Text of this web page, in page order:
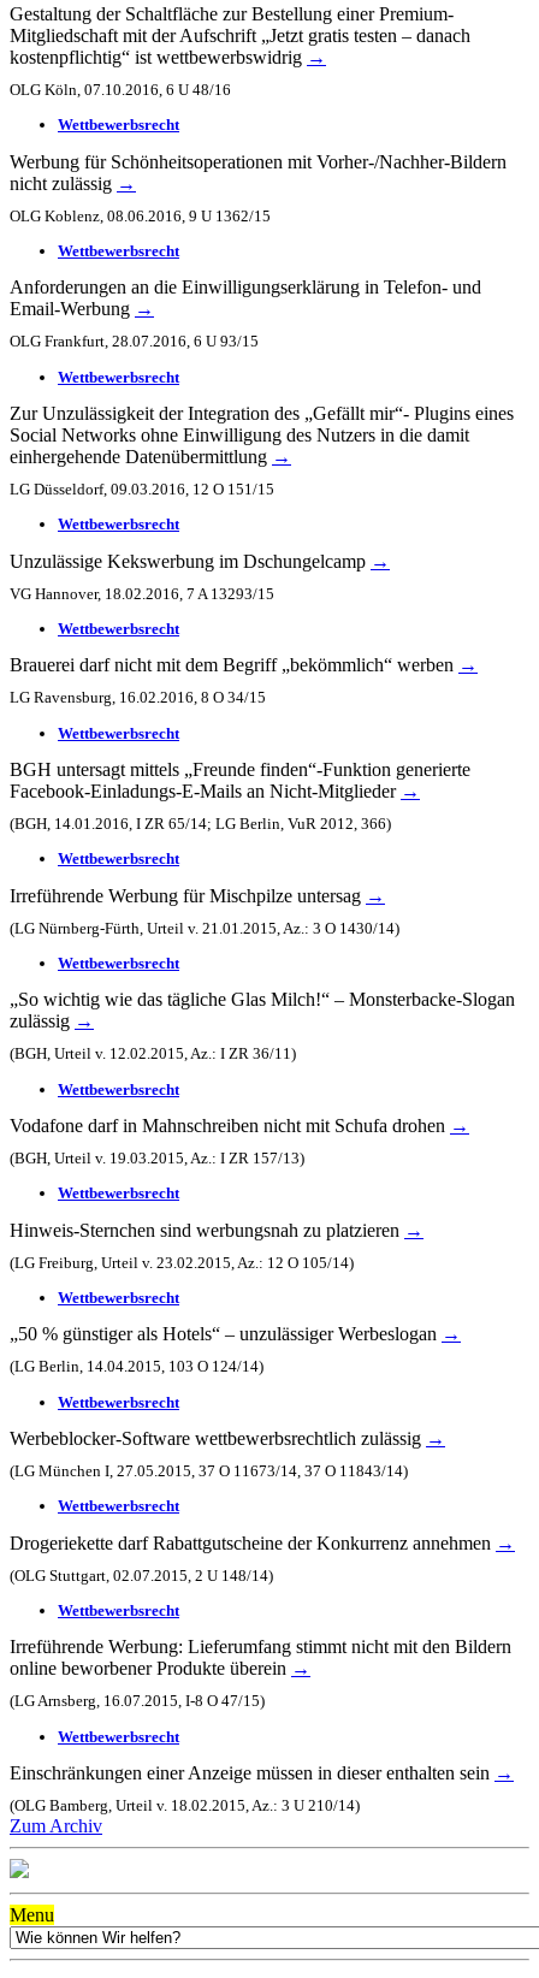
Gestaltung der Schaltfläche zur Bestellung einer Premium-
Mitgliedschaft mit der Aufschrift „Jetzt gratis testen – danach
kostenpflichtig“ ist wettbewerbswidrig →
OLG Köln, 07.10.2016, 6 U 48/16
Wettbewerbsrecht
Werbung für Schönheitsoperationen mit Vorher-/Nachher-Bildern
nicht zulässig →
OLG Koblenz, 08.06.2016, 9 U 1362/15
Wettbewerbsrecht
Anforderungen an die Einwilligungserklärung in Telefon- und
Email-Werbung →
OLG Frankfurt, 28.07.2016, 6 U 93/15
Wettbewerbsrecht
Zur Unzulässigkeit der Integration des „Gefällt mir“- Plugins eines
Social Networks ohne Einwilligung des Nutzers in die damit
einhergehende Datenübermittlung →
LG Düsseldorf, 09.03.2016, 12 O 151/15
Wettbewerbsrecht
Unzulässige Kekswerbung im Dschungelcamp →
VG Hannover, 18.02.2016, 7 A 13293/15
Wettbewerbsrecht
Brauerei darf nicht mit dem Begriff „bekömmlich“ werben →
LG Ravensburg, 16.02.2016, 8 O 34/15
Wettbewerbsrecht
BGH untersagt mittels „Freunde finden“-Funktion generierte
Facebook-Einladungs-E-Mails an Nicht-Mitglieder →
(BGH, 14.01.2016, I ZR 65/14; LG Berlin, VuR 2012, 366)
Wettbewerbsrecht
Irreführende Werbung für Mischpilze untersag →
(LG Nürnberg-Fürth, Urteil v. 21.01.2015, Az.: 3 O 1430/14)
Wettbewerbsrecht
„So wichtig wie das tägliche Glas Milch!“ – Monsterbacke-Slogan
zulässig →
(BGH, Urteil v. 12.02.2015, Az.: I ZR 36/11)
Wettbewerbsrecht
Vodafone darf in Mahnschreiben nicht mit Schufa drohen →
(BGH, Urteil v. 19.03.2015, Az.: I ZR 157/13)
Wettbewerbsrecht
Hinweis-Sternchen sind werbungsnah zu platzieren →
(LG Freiburg, Urteil v. 23.02.2015, Az.: 12 O 105/14)
Wettbewerbsrecht
„50 % günstiger als Hotels“ – unzulässiger Werbeslogan →
(LG Berlin, 14.04.2015, 103 O 124/14)
Wettbewerbsrecht
Werbeblocker-Software wettbewerbsrechtlich zulässig →
(LG München I, 27.05.2015, 37 O 11673/14, 37 O 11843/14)
Wettbewerbsrecht
Drogeriekette darf Rabattgutscheine der Konkurrenz annehmen →
(OLG Stuttgart, 02.07.2015, 2 U 148/14)
Wettbewerbsrecht
Irreführende Werbung: Lieferumfang stimmt nicht mit den Bildern
online beworbener Produkte überein →
(LG Arnsberg, 16.07.2015, I-8 O 47/15)
Wettbewerbsrecht
Einschränkungen einer Anzeige müssen in dieser enthalten sein →
(OLG Bamberg, Urteil v. 18.02.2015, Az.: 3 U 210/14)
Zum Archiv
Menu